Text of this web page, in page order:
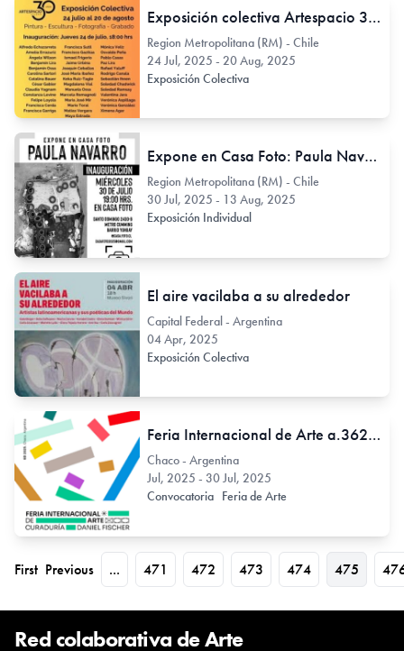
Exposición colectiva Artespacio 30 años. Pintura - Escultura - Fotografía - Grabado.
Region Metropolitana (RM) - Chile
24 Jul, 2025 - 20 Aug, 2025
Exposición Colectiva
Expone en Casa Foto: Paula Navarro
Region Metropolitana (RM) - Chile
30 Jul, 2025 - 13 Aug, 2025
Exposición Individual
El aire vacilaba a su alrededor
Capital Federal - Argentina
04 Apr, 2025
Exposición Colectiva
Feria Internacional de Arte a.362: Convocatoria abierta hasta el 30 de julio
Chaco - Argentina
Jul, 2025 - 30 Jul, 2025
Convocatoria Feria de Arte
First Previous ... 471 472 473 474 475
Red colaborativa de Arte